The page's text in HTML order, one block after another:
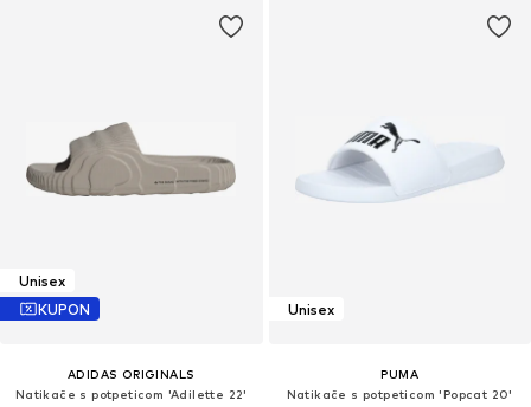
Unisex
KUPON
ADIDAS ORIGINALS
Natikače s potpeticom 'Adilette 22'
Unisex
PUMA
Natikače s potpeticom 'Popcat 20'